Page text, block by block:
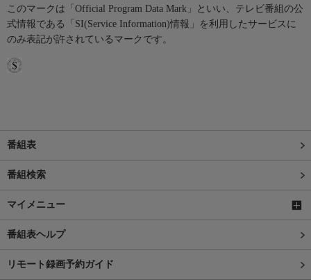
このマークは「Official Program Data Mark」といい、テレビ番組の公
式情報である「SI(Service Information)情報」を利用したサービスに
のみ表記が許されているマークです。
番組表
番組検索
マイメニュー
番組表ヘルプ
リモート録画予約ガイド